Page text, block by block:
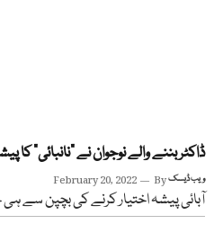
ڈاکٹر بننے والے نوجوان نے “نانبائی” کا
February 20, 2022 Byویب ڈیسک
آبائی پیشہ اختیار کرنے کی بچپن سے